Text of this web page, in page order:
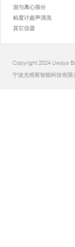
混匀离心筛分
粘度计超声清洗
其它仪器
Copyright 2024 Uways
宁波尤维斯智能科技有限